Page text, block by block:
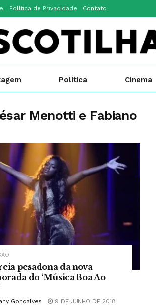
Política de Privacidade Contato
Política Cinema
Menotti e Fabiano
pesadona da nova
do ‘Música Boa Ao
Gonçalves 9 DE JUNHO DE 2018